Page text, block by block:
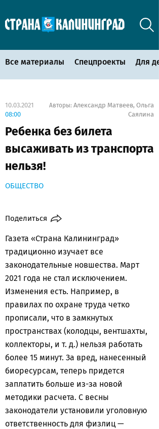
Все материалы Спецпроекты Для
10.03.2021
08:00
Авторы: Александр Матвеев, Ольга
Саялина
Ребенка без билета
высаживать из транспорта
нельзя!
ОБЩЕСТВО
Поделиться
Газета «Страна Калининград»
традиционно изучает все
законодательные новшества. Март
2021 года не стал исключением.
Изменения есть. Например, в
правилах по охране труда четко
прописали, что в замкнутых
пространствах (колодцы, вентшахты,
коллекторы, и т. д.) нельзя работать
более 15 минут. За вред, нанесенный
биоресурсам, теперь придется
заплатить больше из-за новой
методики расчета. С весны
законодатели установили уголовную
ответственность для физлиц —